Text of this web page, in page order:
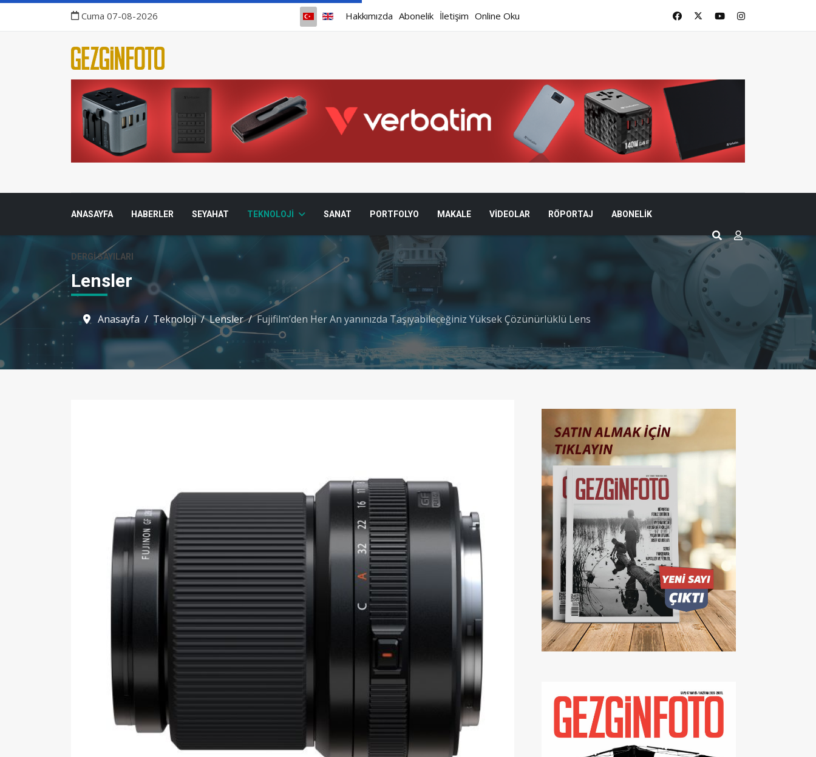
Cuma 07-08-2026 Hakkımızda Abonelik İletişim Online Oku
ANASAYFA HABERLER SEYAHAT TEKNOLOJI SANAT PORTFOLYO MAKALE VIDEOLAR RÖPORTAJ ABONELIK
DERGI SAYILARI
Lensler
Anasayfa Teknoloji Lensler Fujifilm’den Her An yanınızda Taşıyabileceğiniz Yüksek Çözünürlüklü Lens